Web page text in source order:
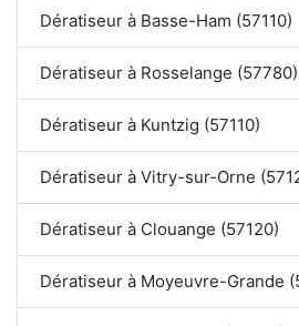
Dératiseur à Basse-Ham (57110)
Dératiseur à Rosselange (57780)
Dératiseur à Kuntzig (57110)
Dératiseur à Vitry-sur-Orne
Dératiseur à Clouange (57120)
Dératiseur à Moyeuvre-Grande